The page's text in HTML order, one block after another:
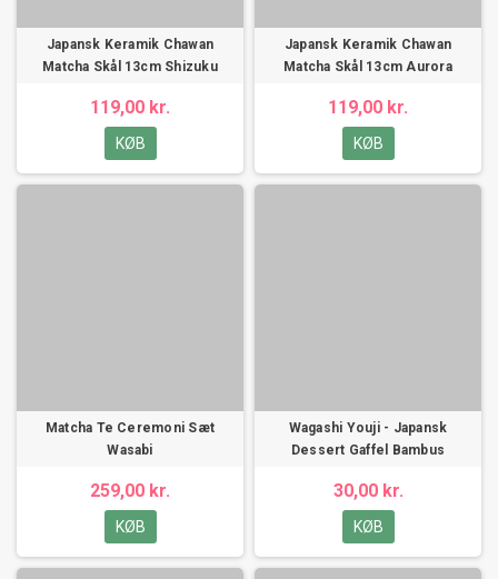
Japansk Keramik Chawan
Matcha Skål 13cm Shizuku
119,00 kr.
KØB
Japansk Keramik Chawan
Matcha Skål 13cm Aurora
119,00 kr.
KØB
Matcha Te Ceremoni Sæt
Wasabi
259,00 kr.
KØB
Wagashi Youji - Japansk
Dessert Gaffel Bambus
30,00 kr.
KØB